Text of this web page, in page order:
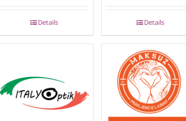
Details Details